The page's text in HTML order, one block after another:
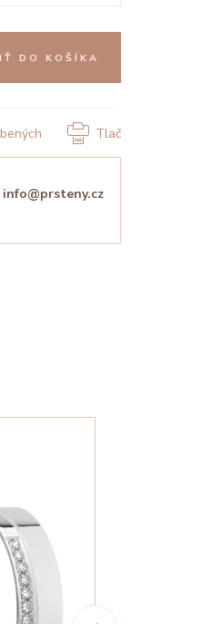
DO KOŠÍKA
Tlač
info@prsteny.cz